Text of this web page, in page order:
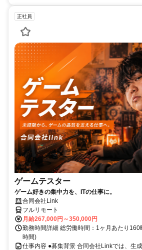
正社員
ゲームテスター
ゲーム好きの集中力を、ITの仕事に。
合同会社Link
フルリモート
月給267,000円～350,000円
勤務時間詳細 総労働時間：1ヶ月あたり
時間)
仕事内容 ●募集背景 合同会社Linkでは、生